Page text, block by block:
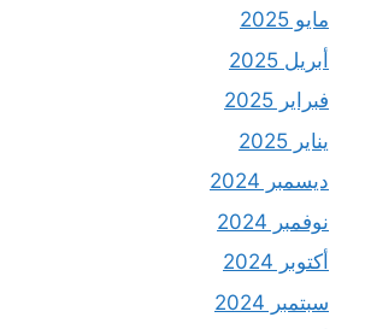
مايو 2025
أبريل 2025
فبراير 2025
يناير 2025
ديسمبر 2024
نوفمبر 2024
أكتوبر 2024
سبتمبر 2024